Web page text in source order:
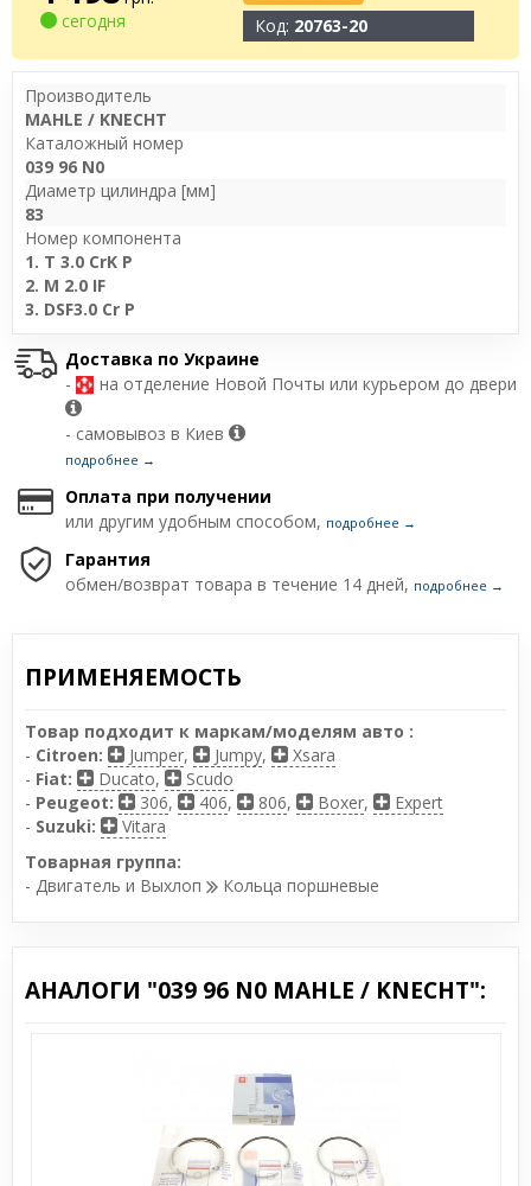
сегодня
Код: 20763-20
Производитель
MAHLE / KNECHT
Каталожный номер
039 96 N0
Диаметр цилиндра [мм]
83
Номер компонента
1. T 3.0 CrK P
2. M 2.0 IF
3. DSF3.0 Cr P
Доставка по Украине
-
на отделение Новой Почты или курьером до двери
- самовывоз в Киев
подробнее →
Оплата при получении
или другим удобным способом, подробнее →
Гарантия
обмен/возврат товара в течение 14 дней, подробнее →
ПРИМЕНЯЕМОСТЬ
Товар подходит к маркам/моделям авто :
- Citroen: Jumper, Jumpy,
Xsara
- Fiat: Ducato,
Scudo
- Peugeot: 306, 406, 806, Boxer,
Expert
- Suzuki:
Vitara
Товарная группа:
- Двигатель и Выхлоп
Кольца поршневые
АНАЛОГИ "039 96 N0 MAHLE / KNECHT":